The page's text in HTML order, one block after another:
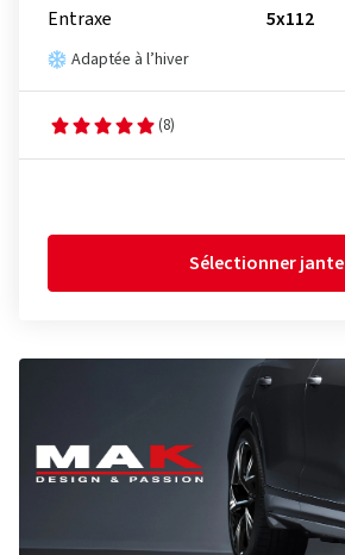
Entraxe
5x112
Adaptée à l’hiver
(8)
Sélectionner jante